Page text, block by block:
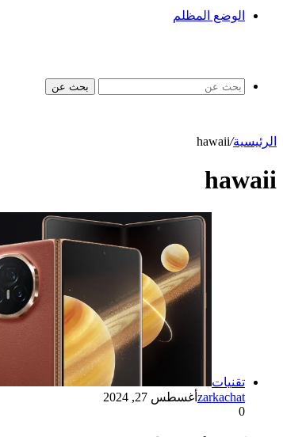
الوضع المظلم
بحث عن
الرئيسية/
hawaii
hawaii
تقنيات
zarkachat أغسطس 27, 2024
0